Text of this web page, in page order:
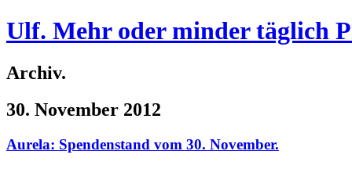
Ulf. Mehr oder minder täglich
Archiv.
30. November 2012
Aurela: Spendenstand vom 30. November.